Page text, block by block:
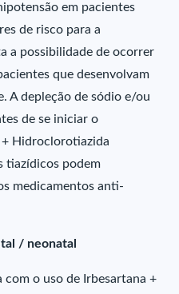
em pacientes
de risco para a
a possibilidade de ocorrer
que desenvolvam
A depleção de sódio e/ou
de se iniciar o
Hidroclorotiazida
tiazídicos podem
medicamentos anti-
/ neonatal
com o uso de Irbesartana +